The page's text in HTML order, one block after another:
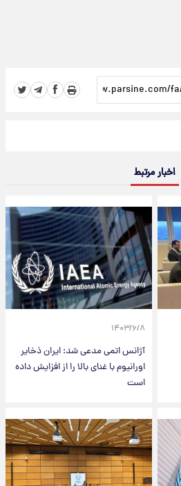
اخبار مرتبط
۱۴۰۳/۶/۸
آژانس اتمی مدعی شد: ایران ذخایر
اورانیوم با غنای بالا را از افزایش داده
است